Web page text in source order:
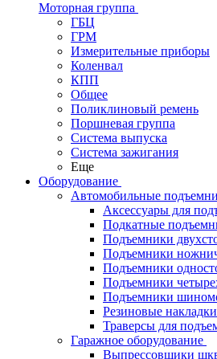
Моторная группа
ГБЦ
ГРМ
Измерительные приборы
Коленвал
КПП
Общее
Поликлиновый ремень
Поршневая группа
Система выпуска
Система зажигания
Еще
Оборудование
Автомобильные
Аксессуары для
Подкатные
Подъемники
Подъемники
Подъемники
Подъемники
Подъемники
Резиновые
Траверсы для
Гаражное оборудование
Выпрессовщики